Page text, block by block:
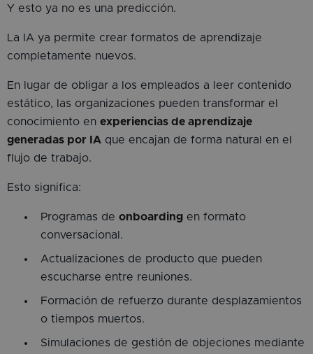
Y esto ya no es una predicción.
La IA ya permite crear formatos de aprendizaje
completamente nuevos.
En lugar de obligar a los empleados a leer contenido
estático, las organizaciones pueden transformar el
conocimiento en experiencias de aprendizaje
generadas por IA que encajan de forma natural en el
flujo de trabajo.
Esto significa:
Programas de onboarding en formato
conversacional.
Actualizaciones de producto que pueden
escucharse entre reuniones.
Formación de refuerzo durante desplazamientos
o tiempos muertos.
Simulaciones de gestión de objeciones mediante